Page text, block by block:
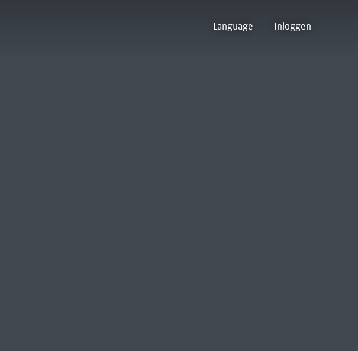
Language Inloggen